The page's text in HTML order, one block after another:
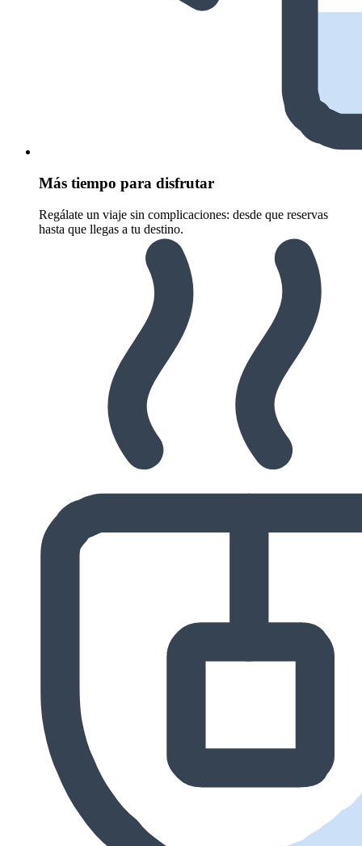
Más tiempo para disfrutar
Regálate un viaje sin complicaciones: desde que reservas
hasta que llegas a tu destino.